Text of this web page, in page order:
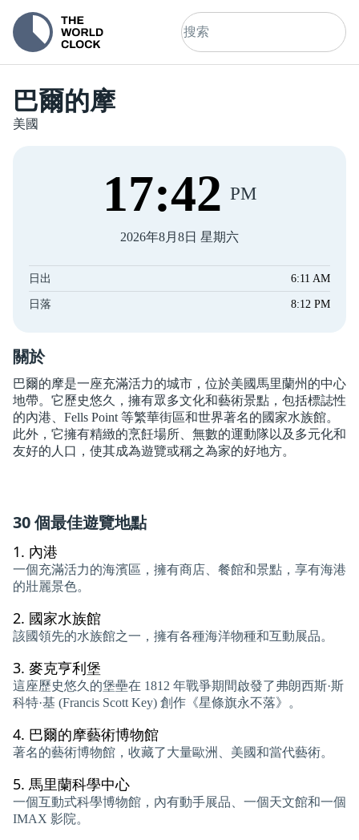
巴爾的摩
美國
17:42 PM
2026年8月8日 星期六
日出 6:11 AM
日落 8:12 PM
關於
巴爾的摩是一座充滿活力的城市，位於美國馬里蘭州的中心
地帶。它歷史悠久，擁有眾多文化和藝術景點，包括標誌性
的內港、Fells Point 等繁華街區和世界著名的國家水族館。
此外，它擁有精緻的烹飪場所、無數的運動隊以及多元化和
友好的人口，使其成為遊覽或稱之為家的好地方。
30 個最佳遊覽地點
1. 內港
一個充滿活力的海濱區，擁有商店、餐館和景點，享有海港
的壯麗景色。
2. 國家水族館
該國領先的水族館之一，擁有各種海洋物種和互動展品。
3. 麥克亨利堡
這座歷史悠久的堡壘在 1812 年戰爭期間啟發了弗朗西斯·斯
科特·基 (Francis Scott Key) 創作《星條旗永不落》。
4. 巴爾的摩藝術博物館
著名的藝術博物館，收藏了大量歐洲、美國和當代藝術。
5. 馬里蘭科學中心
一個互動式科學博物館，內有動手展品、一個天文館和一個
IMAX 影院。